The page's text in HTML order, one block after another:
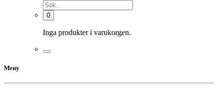
0
Inga produkter i varukorgen.
Meny